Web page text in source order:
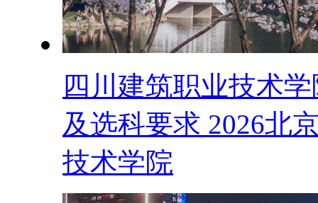
四川建筑职业技术
及选科要求 2026北
技术学院